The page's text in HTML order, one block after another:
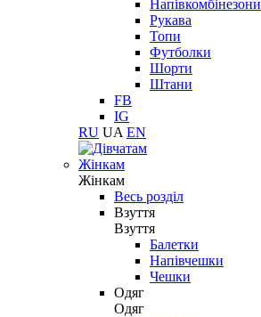
Напівкомбінезони
Рукава
Топи
Футболки
Шорти
Штани
FB
IG
RU UA EN
Жінкам
Жінкам
Весь розділ
Взуття
Взуття
Балетки
Напівчешки
Чешки
Одяг
Одяг